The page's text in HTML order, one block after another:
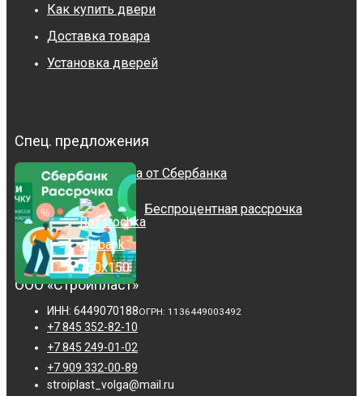
Как купить двери
Доставка товара
Установка дверей
Спец. предложения
Рассрочка от Сбербанка
Беспроцентная рассрочка
ООО «Стройпласт»
ИНН: 6449070188ОГРН: 1136449003492
+7 845 352-82-10
+7 845 249-01-02
+7 909 332-00-89
stroiplast_volga@mail.ru